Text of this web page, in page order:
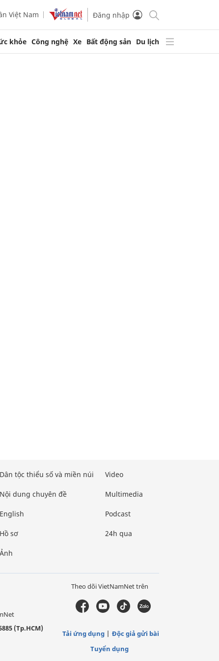
Việt Nam Đăng nhập
khỏe Công nghệ Xe Bất động sản Du lịch
Dân tộc thiểu số và miền núi
Nội dung chuyên đề
English
Hồ sơ
Ảnh
Video
Multimedia
Podcast
24h qua
(Tp.HCM)
Theo dõi VietNamNet trên
Tải ứng dụng
Độc giả gửi bài
Tuyển dụng